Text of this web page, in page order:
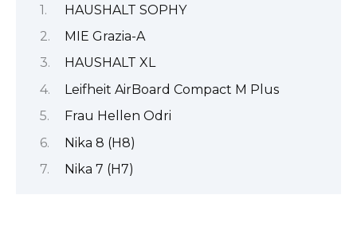
HAUSHALT SOPHY
MIE Grazia-A
HAUSHALT XL
Leifheit AirBoard Compact M Plus
Frau Hellen Odri
Nika 8 (Н8)
Nika 7 (Н7)